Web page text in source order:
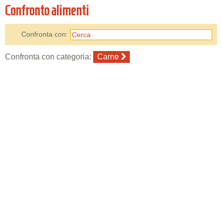
Confronto alimenti
Confronta con:
Confronta con categoria: Carne